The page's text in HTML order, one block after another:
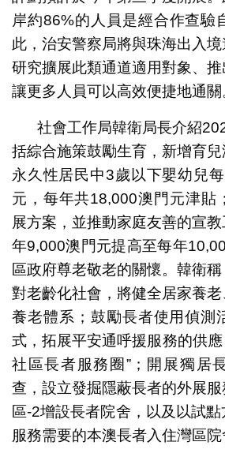
岸約86%的人員是經合作查驗
此，治安警察局將與珠海出入
研究擴展此類通道適用對象、推
讓更多人員可以高效便捷地通關
社會工作局韓衛局長介紹
括綜合施策鼓勵生育，新增育
永久性居民中3歲以下嬰幼兒
元，每年共18,000澳門元津貼
展方案，並推動家庭友善的宣
年9,000澳門元提高至每年
區政府尊老敬老的關懷。韓衛
對老齡化社會，將健全居家養
養老體系；鼓勵長者使用偵測
式，拓展平安通呼援服務的供
社區長者服務圈”；開展獨居
查，設立發掘隱蔽長者的外展
區-2增設長者院舍，以及以試
服務需要的本澳長者入住灣區院